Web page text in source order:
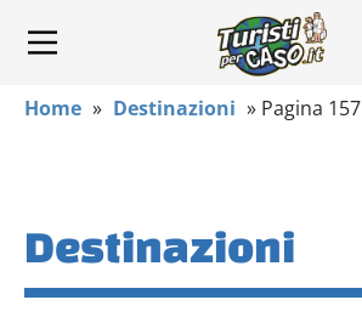
Home » Destinazioni » Pagina 157
Destinazioni